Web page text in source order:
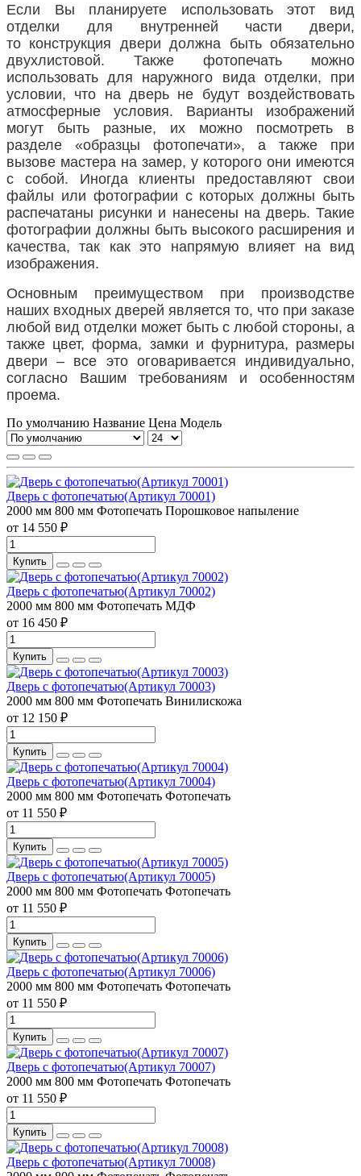
Если Вы планируете использовать этот вид
отделки для внутренней части двери,
то конструкция двери должна быть обязательно
двухлистовой. Также фотопечать можно
использовать для наружного вида отделки, при
условии, что на дверь не будут воздействовать
атмосферные условия. Варианты изображений
могут быть разные, их можно посмотреть в
разделе «образцы фотопечати», а также при
вызове мастера на замер, у которого они имеются
с собой. Иногда клиенты предоставляют свои
файлы или фотографии с которых должны быть
распечатаны рисунки и нанесены на дверь. Такие
фотографии должны быть высокого расширения и
качества, так как это напрямую влияет на вид
изображения.
Основным преимуществом при производстве
наших входных дверей является то, что при заказе
любой вид отделки может быть с любой стороны, а
также цвет, форма, замки и фурнитура, размеры
двери – все это оговаривается индивидуально,
согласно Вашим требованиям и особенностям
проема.
По умолчанию Название Цена Модель
Дверь с фотопечатью(Артикул 70001)
2000 мм 800 мм Фотопечать Порошковое напыление
от 14 550 ₽
Купить
Дверь с фотопечатью(Артикул 70002)
2000 мм 800 мм Фотопечать МДФ
от 16 450 ₽
Купить
Дверь с фотопечатью(Артикул 70003)
2000 мм 800 мм Фотопечать Винилискожа
от 12 150 ₽
Купить
Дверь с фотопечатью(Артикул 70004)
2000 мм 800 мм Фотопечать Фотопечать
от 11 550 ₽
Купить
Дверь с фотопечатью(Артикул 70005)
2000 мм 800 мм Фотопечать Фотопечать
от 11 550 ₽
Купить
Дверь с фотопечатью(Артикул 70006)
2000 мм 800 мм Фотопечать Фотопечать
от 11 550 ₽
Купить
Дверь с фотопечатью(Артикул 70007)
2000 мм 800 мм Фотопечать Фотопечать
от 11 550 ₽
Купить
Дверь с фотопечатью(Артикул 70008)